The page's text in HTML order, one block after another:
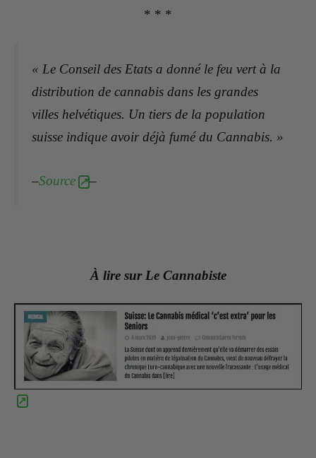
* * *
« Le Conseil des Etats a donné le feu vert à la
distribution de cannabis dans les grandes
villes helvétiques. Un tiers de la population
suisse indique avoir déjà fumé du Cannabis. »
–Source –
À lire sur Le Cannabiste